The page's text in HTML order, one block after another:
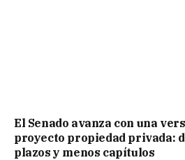
El Senado avanza con una
proyecto propiedad privada:
plazos y menos capítulos